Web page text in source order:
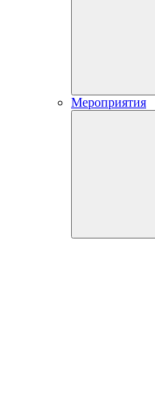
Мероприятия